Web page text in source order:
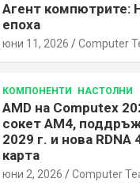
Агент компютрите:
епоха
юни 11, 2026 Computer
КОМПОНЕНТИ НАСТОЛНИ
AMD на Computex
сокет AM4,
2029 г. и нова RDNA
карта
юни 2, 2026 Computer